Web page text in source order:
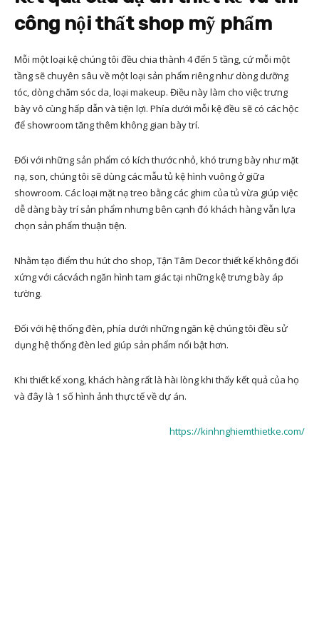
công nội thất shop mỹ phẩm
Mỗi một loại kệ chúng tôi đều chia thành 4 đến 5 tầng, cứ mỗi một
tầng sẽ chuyên sâu về một loại sản phẩm riêng như dòng dưỡng
tóc, dòng chăm sóc da, loại makeup. Điều này làm cho việc trưng
bày vô cùng hấp dẫn và tiện lợi. Phía dưới mỗi kệ đều sẽ có các hộc
để showroom tăng thêm không gian bày trí.
Đối với những sản phẩm có kích thước nhỏ, khó trưng bày như mặt
nạ, son, chúng tôi sẽ dùng các mẫu tủ kệ hình vuông ở giữa
showroom. Các loại mặt nạ treo bằng các ghim của tủ vừa giúp việc
dễ dàng bày trí sản phẩm nhưng bên cạnh đó khách hàng vẫn lựa
chọn sản phẩm thuận tiện.
Nhằm tạo điểm thu hút cho shop, Tận Tâm Decor thiết kế không đối
xứng với cácvách ngăn hình tam giác tại những kệ trưng bày áp
tường.
Đối với hệ thống đèn, phía dưới những ngăn kệ chúng tôi đều sử
dụng hệ thống đèn led giúp sản phẩm nổi bật hơn.
Khi thiết kế xong, khách hàng rất là hài lòng khi thấy kết quả của họ
và đây là 1 số hình ảnh thực tế về dự án.
https://kinhnghiemthietke.com/